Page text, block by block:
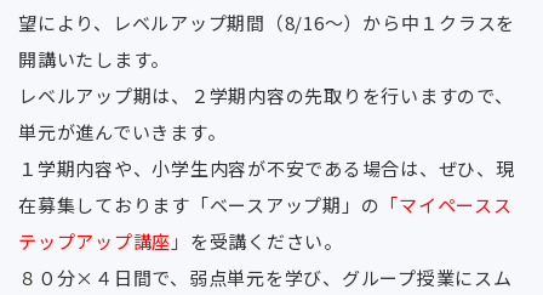
望により、レベルアップ期間（8/16〜）から中１クラスを
開講いたします。
レベルアップ期は、２学期内容の先取りを行いますので、
単元が進んでいきます。
１学期内容や、小学生内容が不安である場合は、ぜひ、現
在募集しております「ベースアップ期」の 「マイペースス
テップアップ講座」 を受講ください。
８０分×４日間で、弱点単元を学び、グループ授業にスム